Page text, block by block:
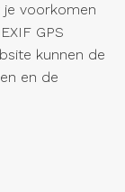
je voorkomen
GPS
kunnen de
en de